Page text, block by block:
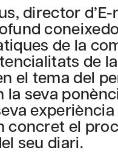
director
de la
de
el tema del
la seva
experiència
concret el
seu diari.